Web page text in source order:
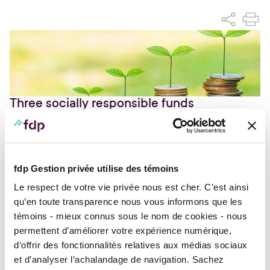
fdp Gestion privée utilise des témoins
Le respect de votre vie privée nous est cher. C’est ainsi
qu’en toute transparence nous vous informons que les
témoins - mieux connus sous le nom de cookies - nous
permettent d’améliorer votre expérience numérique,
d’offrir des fonctionnalités relatives aux médias sociaux
et d’analyser l’achalandage de navigation. Sachez
Three socially responsible funds
In partnership with Mackenzie Investment, fdp Private
Wealth Management offers you
three socially
tangible action to help solve environmental and social
from long-term capital growth.
Our funds
Each fund seeks to foster sustainable changes in its
sector through the implementation of positive
solutions.